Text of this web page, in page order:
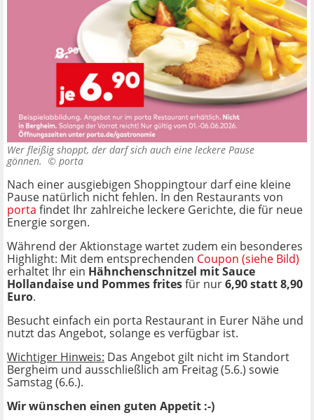
Wer fleißig shoppt, der darf sich auch eine leckere Pause
gönnen. © porta
Nach einer ausgiebigen Shoppingtour darf eine kleine
Pause natürlich nicht fehlen. In den Restaurants von
porta findet Ihr zahlreiche leckere Gerichte, die für neue
Energie sorgen.
Während der Aktionstage wartet zudem ein besonderes
Highlight: Mit dem entsprechenden Coupon (siehe Bild)
erhaltet Ihr ein Hähnchenschnitzel mit Sauce
Hollandaise und Pommes fritesfür nur6,90 statt 8,90
Euro.
Besucht einfach ein porta Restaurant in Eurer Nähe und
nutzt das Angebot, solange es verfügbar ist.
Wichtiger Hinweis: Das Angebot gilt nicht im Standort
Bergheim und ausschließlich am Freitag (5.6.) sowie
Samstag (6.6.).
Wir wünschen einen guten Appetit :-)